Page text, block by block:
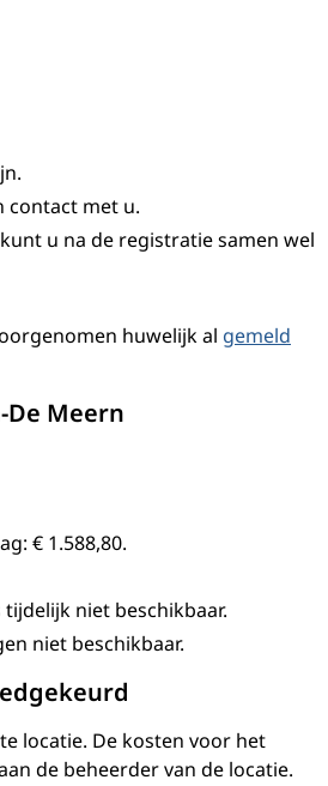
contact met u.
u na de registratie samen wel
huwelijk al gemeld
Meern
€ 1.588,80.
niet beschikbaar.
niet beschikbaar.
locatie. De kosten voor het
de beheerder van de locatie.